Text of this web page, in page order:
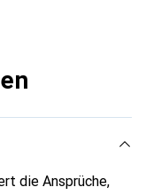
die Ansprüche,